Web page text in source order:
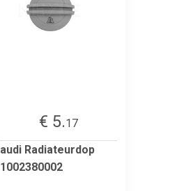
€ 5.17
audi Radiateurdop
1002380002